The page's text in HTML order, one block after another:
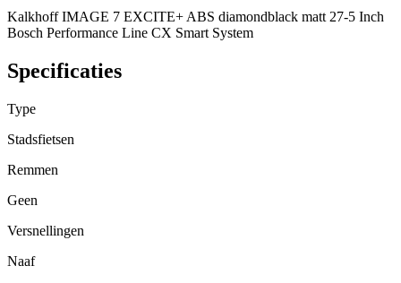
Kalkhoff IMAGE 7 EXCITE+ ABS diamondblack matt 27-5 Inch
Bosch Performance Line CX Smart System
Specificaties
Type
Stadsfietsen
Remmen
Geen
Versnellingen
Naaf